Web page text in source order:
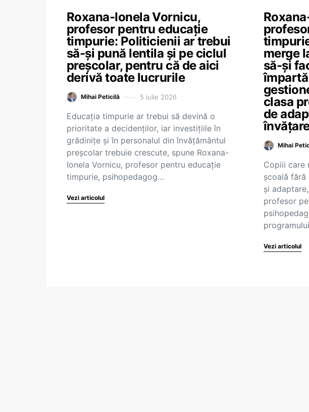
Roxana-Ionela Vornicu,
profesor pentru educație
timpurie: Politicienii ar trebui
să-și pună lentila și pe ciclul
preșcolar, pentru că de aici
derivă toate lucrurile
Mihai Peticilă 5 iulie 2026
Educația timpurie ar trebui să devină o
prioritate a decidenților, iar investițiile în
grădinițe și în personalul din învățământul
preșcolar trebuie crescute, spune Roxana-
Ionela Vornicu, profesor pentru educație
timpurie, psihopedagog…
Vezi articolul
merge
să-și
clasa
de
Mihai
Copiii care
școală fără
și
profesor
Vezi articolul